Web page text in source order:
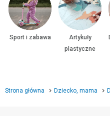
Sport i zabawa
Artykuły
plastyczne
Strona główna Dziecko, mama